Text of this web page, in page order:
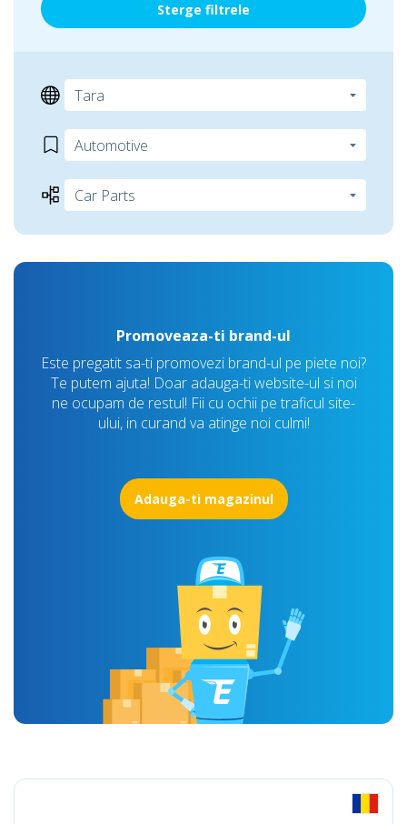
Sterge filtrele
Promoveaza-ti brand-ul
Este pregatit sa-ti promovezi brand-ul pe piete noi?
Te putem ajuta! Doar adauga-ti website-ul si noi
ne ocupam de restul! Fii cu ochii pe traficul site-
ului, in curand va atinge noi culmi!
Adauga-ti magazinul